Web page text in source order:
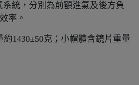
系統，分別為前額進氣及後方負
率。
1430±50克；小帽體含鏡片重量